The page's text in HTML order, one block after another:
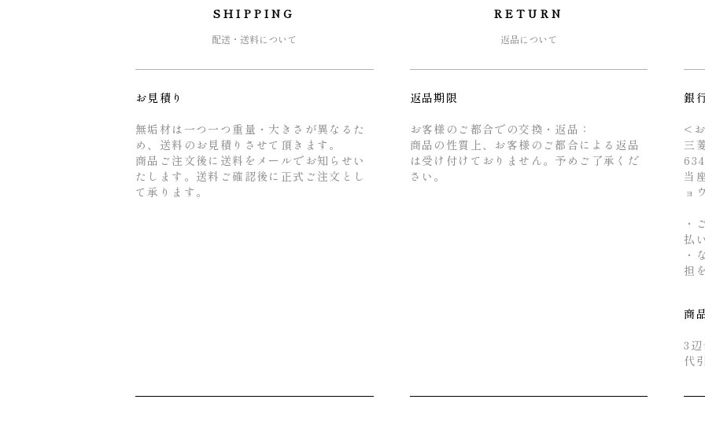
SHIPPING
配送・送料について
お見積り
無垢材は一つ一つ重量・大きさが異なるた
め、送料のお見積りさせて頂きます。
商品ご注文後に送料をメールでお知らせい
たします。送料ご確認後に正式ご注文とし
て承ります。
RETURN
返品について
返品期限
お客様のご都合での交換・返品：
商品の性質上、お客様のご都合による返品
は受け付けておりません。予めご了承くだ
さい。
銀
<
三
当
ョ
・
払
・
担
商
3
代